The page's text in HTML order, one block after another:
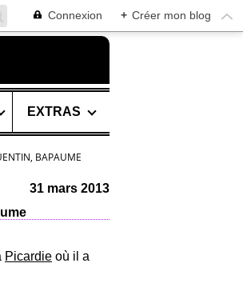
Connexion + Créer mon blog
EXTRAS
BAPAUME
31 mars 2013
Picardie où il a